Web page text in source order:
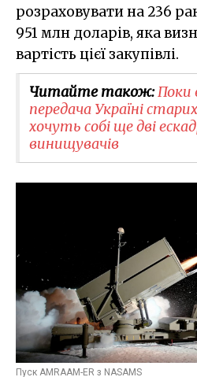
розраховувати на 236
951 млн доларів, яка
вартість цієї закупівлі.
Читайте також:Поки
передача Україні
хочуть собі ще дві
винищувачів
Пуск AMRAAM-ER з NASAMS